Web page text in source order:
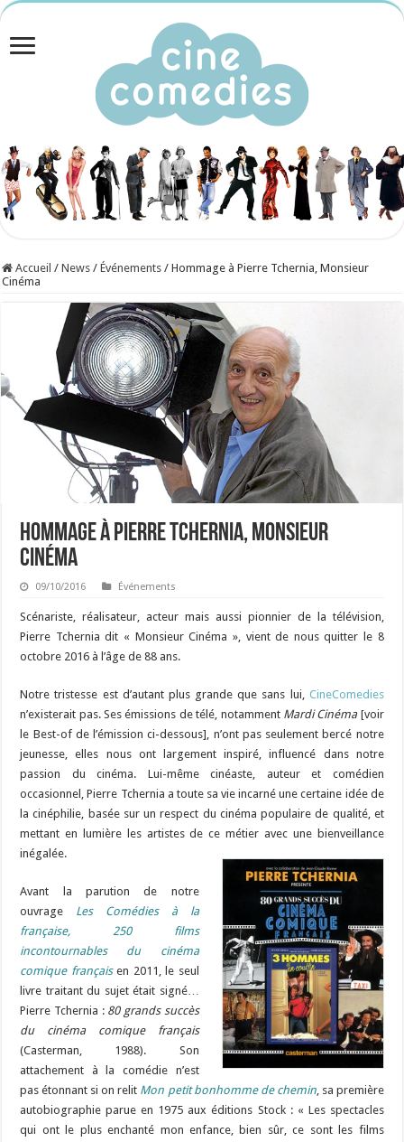
Accueil / News / Événements / Hommage à Pierre Tchernia, Monsieur
Cinéma
Hommage à Pierre Tchernia, Monsieur
Cinéma
09/10/2016 Événements
Scénariste, réalisateur, acteur mais aussi pionnier de la télévision,
Pierre Tchernia dit « Monsieur Cinéma », vient de nous quitter le 8
octobre 2016 à l’âge de 88 ans.
Notre tristesse est d’autant plus grande que sans lui, CineComedies
n’existerait pas. Ses émissions de télé, notamment Mardi Cinéma[voir
le Best-of de l’émission ci-dessous], n’ont pas seulement bercé notre
jeunesse, elles nous ont largement inspiré, influencé dans notre
passion du cinéma. Lui-même cinéaste, auteur et comédien
occasionnel, Pierre Tchernia a toute sa vie incarné une certaine idée de
la cinéphilie, basée sur un respect du cinéma populaire de qualité, et
mettant en lumière les artistes de ce métier avec une bienveillance
inégalée.
Avant la parution de notre
ouvrage Les Comédies à la
française, 250 films
incontournables du cinéma
comique françaisen 2011, le seul
livre traitant du sujet était signé…
Pierre Tchernia : 80 grands succès
du cinéma comique français
(Casterman, 1988). Son
attachement à la comédie n’est
pas étonnant si on relit Mon petit bonhomme de chemin, sa première
autobiographie parue en 1975 aux éditions Stock : « Les spectacles
qui ont le plus enchanté mon enfance, bien sûr, ce sont les films